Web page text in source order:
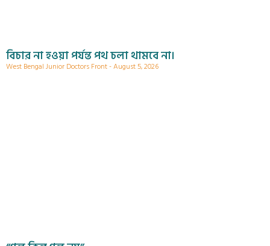
বিচার না হওয়া পর্যন্ত পথ চলা থামবে না।
West Bengal Junior Doctors Front August 5, 2026